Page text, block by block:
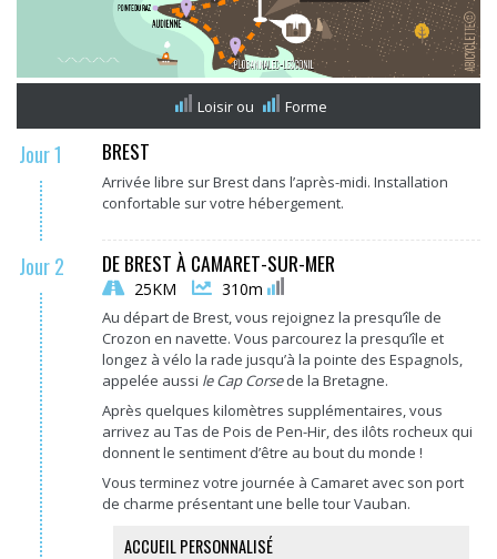
Loisir ou Forme
Jour 1 BREST
Arrivée libre sur Brest dans l’après-midi. Installation
confortable sur votre hébergement.
Jour 2 DE BREST À CAMARET-SUR-MER
25KM 310m
Au départ de Brest, vous rejoignez la presqu’île de
Crozon en navette. Vous parcourez la presqu’île et
longez à vélo la rade jusqu’à la pointe des Espagnols,
appelée aussi le Cap Corsede la Bretagne.
Après quelques kilomètres supplémentaires, vous
arrivez au Tas de Pois de Pen-Hir, des ilôts rocheux qui
donnent le sentiment d’être au bout du monde !
Vous terminez votre journée à Camaret avec son port
de charme présentant une belle tour Vauban.
ACCUEIL PERSONNALISÉ